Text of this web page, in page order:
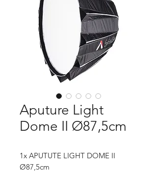
Aputure Light
Dome II Ø87,5cm
1x APUTUTE LIGHT DOME II
Ø87,5cm